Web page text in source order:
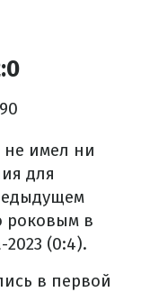
имел ни
для
роковым в
(0:4).
в первой